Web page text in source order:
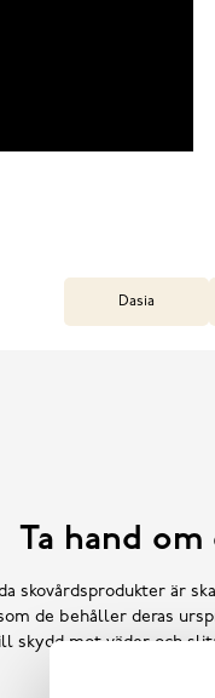
Dasia
Ta hand om
skovårdsprodukter är
de behåller deras
skydd mot väder och